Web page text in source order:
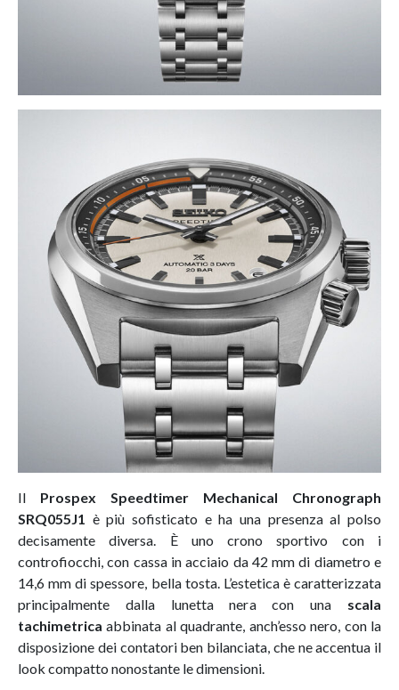
Il Prospex Speedtimer Mechanical Chronograph
SRQ055J1 è più sofisticato e ha una presenza al polso
decisamente diversa. È uno crono sportivo con i
controfiocchi, con cassa in acciaio da 42 mm di diametro e
14,6 mm di spessore, bella tosta. L’estetica è caratterizzata
principalmente dalla lunetta nera con una scala
tachimetrica abbinata al quadrante, anch’esso nero, con la
disposizione dei contatori ben bilanciata, che ne accentua il
look compatto nonostante le dimensioni.